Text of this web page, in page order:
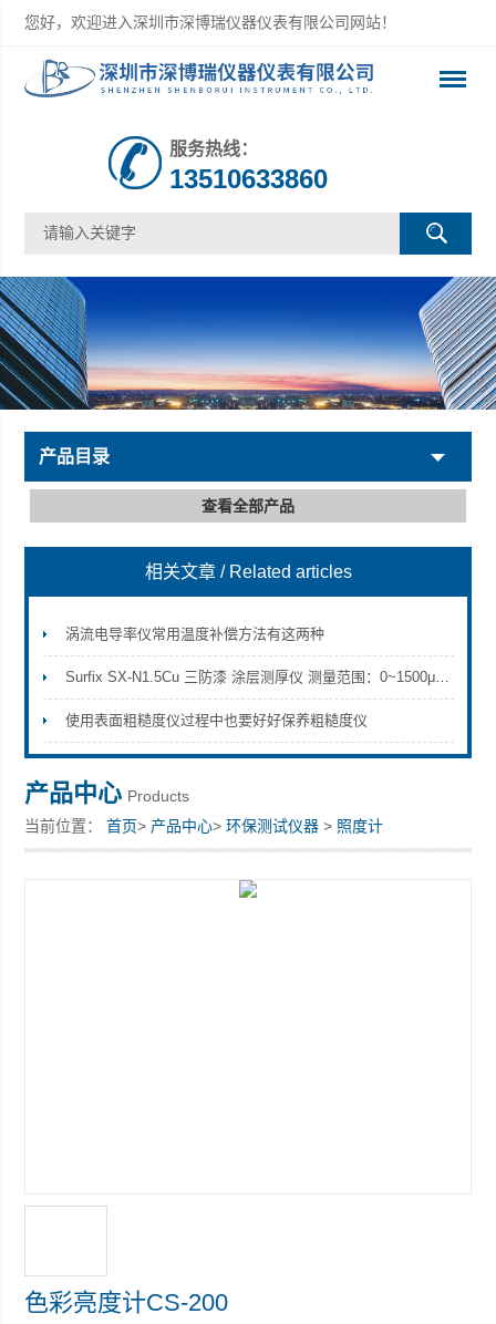
您好，欢迎进入深圳市深博瑞仪器仪表有限公司网站！
深圳市深博瑞仪器仪表有限公司
服务热线：
13510633860
产品目录
查看全部产品
相关文章 / Related articles
涡流电导率仪常用温度补偿方法有这两种
Surfix SX-N1.5Cu 三防漆 涂层测厚仪 测量范围：0~1500μm参数
使用表面粗糙度仪过程中也要好好保养粗糙度仪
产品中心 Products
当前位置：首页> 产品中心>环保测试仪器 > 照度计
色彩亮度计CS-200